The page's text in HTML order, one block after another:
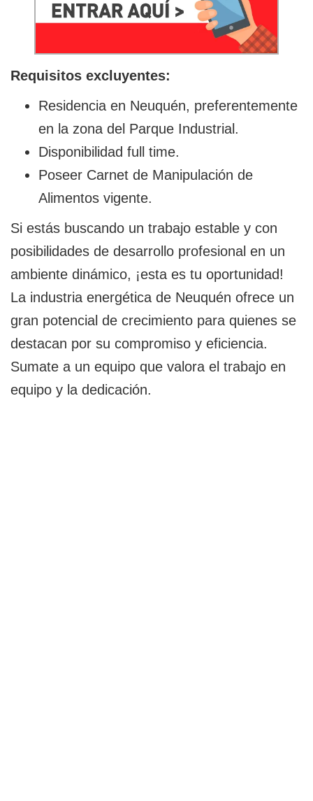
Requisitos excluyentes:
Residencia en Neuquén, preferentemente
en la zona del Parque Industrial.
Disponibilidad full time.
Poseer Carnet de Manipulación de
Alimentos vigente.
Si estás buscando un trabajo estable y con
posibilidades de desarrollo profesional en un
ambiente dinámico, ¡esta es tu oportunidad!
La industria energética de Neuquén ofrece un
gran potencial de crecimiento para quienes se
destacan por su compromiso y eficiencia.
Sumate a un equipo que valora el trabajo en
equipo y la dedicación.